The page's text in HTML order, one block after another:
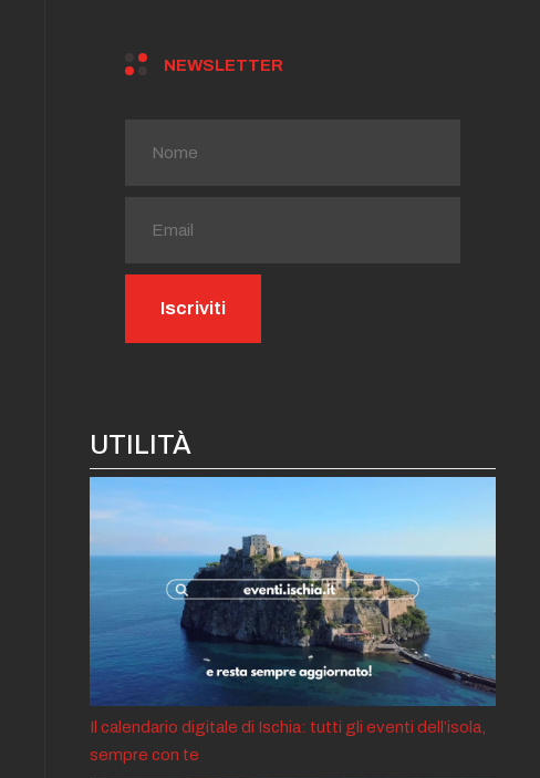
NEWSLETTER
UTILITÀ
Il calendario digitale di Ischia: tutti gli eventi dell’isola,
sempre con te